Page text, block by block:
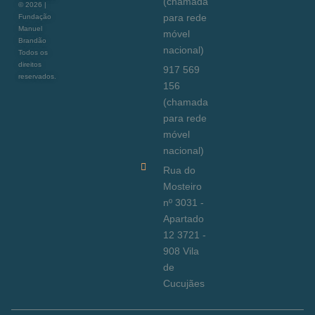
© 2026
Fundação
Manuel
Brandão
Todos os
direitos
reservados.
para rede
móvel
nacional)
917 569
156
(chamada
para rede
móvel
nacional)
Rua do
Mosteiro
nº 3031 -
Apartado
12 3721 -
908 Vila
de
Cucujães